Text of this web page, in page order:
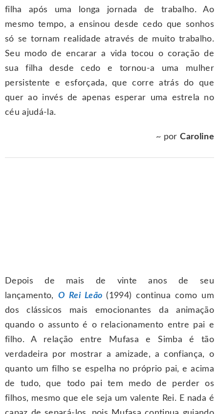
filha após uma longa jornada de trabalho. Ao
mesmo tempo, a ensinou desde cedo que sonhos
só se tornam realidade através de muito trabalho.
Seu modo de encarar a vida tocou o coração de
sua filha desde cedo e tornou-a uma mulher
persistente e esforçada, que corre atrás do que
quer ao invés de apenas esperar uma estrela no
céu ajudá-la.
~ porCaroline
Depois de mais de vinte anos de seu
lançamento, O Rei Leão (1994) continua como um
dos clássicos mais emocionantes da animação
quando o assunto é o relacionamento entre pai e
filho. A relação entre Mufasa e Simba é tão
verdadeira por mostrar a amizade, a confiança, o
quanto um filho se espelha no próprio pai, e acima
de tudo, que todo pai tem medo de perder os
filhos, mesmo que ele seja um valente Rei. E nada é